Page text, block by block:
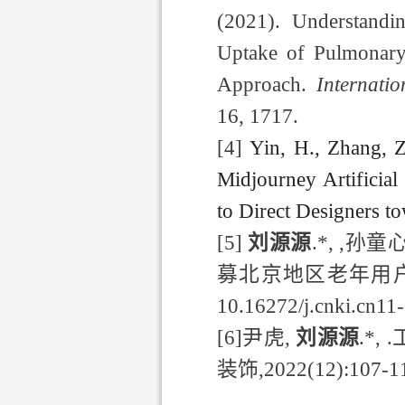
(2021).
Uptake of
Approach.
16, 1717.
[4]Yin, H., Zhang,
Midjourney Artificial
to Direct Designers
[5] 刘源源.*, ,孙童
募北京地区老年用
10.16272/
[6]尹虎, 刘源源.*, .
装饰,2022(12):107-